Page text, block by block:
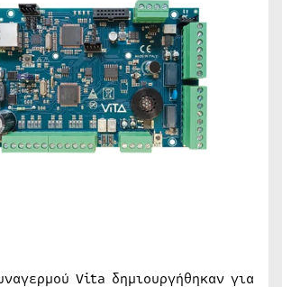
Vita δημιουργήθηκαν για